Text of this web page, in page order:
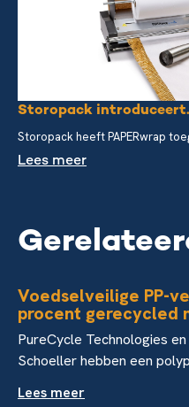
Storopack
Storopack heeft PAPERwrap
Lees meer
Voedselveilige PP-
procent gerecycled
PureCycle Technologies
Schoeller hebben een
Lees meer